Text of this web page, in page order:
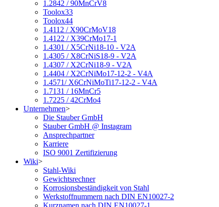
1.2842 / 90MnCrV8
Toolox33
Toolox44
1.4112 / X90CrMoV18
1.4122 / X39CrMo17-1
1.4301 / X5CrNi18-10 - V2A
1.4305 / X8CrNiS18-9 - V2A
1.4307 / X2CrNi18-9 - V2A
1.4404 / X2CrNiMo17-12-2 - V4A
1.4571/ X6CrNiMoTi17-12-2 - V4A
1.7131 / 16MnCr5
1.7225 / 42CrMo4
Unternehmen>
Die Stauber GmbH
Stauber GmbH @ Instagram
Ansprechpartner
Karriere
ISO 9001 Zertifizierung
Wiki>
Stahl-Wiki
Gewichtsrechner
Korrosionsbeständigkeit von Stahl
Werkstoffnummern nach DIN EN10027-2
Kurznamen nach DIN EN10027-1